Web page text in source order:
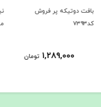
بافت دوتیکه پر فروش
1,289,000 تومان
نیم